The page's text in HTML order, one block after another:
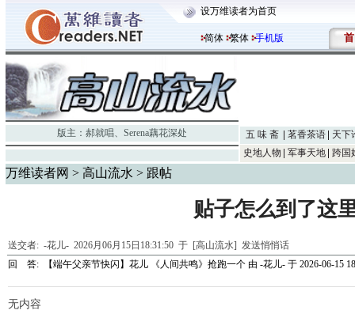
设万维读者为首页
简体 繁体 手机版 首
版主： 郝就唱、 Serena藕花深处 五 味 斋 茗香茶语
天下
史地人物
军事天地 跨国
万维读者网 > 高山流水 > 跟帖
贴子怎么到了这
送交者: -花儿- 2026月06月15日18:31:50 于 [高山流水] 发送悄悄话
回 答:
【端午父亲节快闪】花儿 《人间共鸣》抢跑一个 由 -花儿- 于 2026-06-15
无内容